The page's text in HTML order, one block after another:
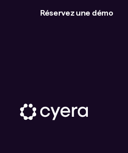
Réservez une démo